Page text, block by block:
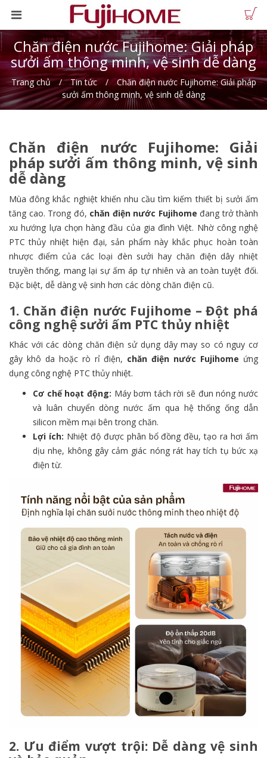
Chăn điện nước Fujihome: Giải pháp
sưởi ấm thông minh, vệ sinh dễ dàng
Trang chủ Tin tức
Chăn điện nước Fujihome: Giải pháp
sưởi ấm thông minh, vệ sinh dễ dàng
Chăn điện nước Fujihome: Giải
pháp sưởi ấm thông minh, vệ sinh
dễ dàng
Mùa đông khắc nghiệt khiến nhu cầu tìm kiếm thiết bị sưởi ấm
tăng cao. Trong đó, chăn điện nước Fujihome đang trở thành
xu hướng lựa chọn hàng đầu của gia đình Việt. Nhờ công nghệ
PTC thủy nhiệt hiện đại, sản phẩm này khắc phục hoàn toàn
nhược điểm của các loại đèn sưởi hay chăn điện dây nhiệt
truyền thống, mang lại sự ấm áp tự nhiên và an toàn tuyệt đối.
Đặc biệt, dễ dàng vệ sinh hơn các dòng chăn điện cũ.
1. Chăn điện nước Fujihome – Đột phá
công nghệ sưởi ấm PTC thủy nhiệt
Khác với các dòng chăn điện sử dụng dây may so có nguy cơ
gây khô da hoặc rò rỉ điện, chăn điện nước Fujihome ứng
dụng công nghệ PTC thủy nhiệt.
Cơ chế hoạt động: Máy bơm tách rời sẽ đun nóng nước
và luân chuyển dòng nước ấm qua hệ thống ống dẫn
silicon mềm mại bên trong chăn.
Lợi ích: Nhiệt độ được phân bổ đồng đều, tạo ra hơi ấm
dịu nhẹ, không gây cảm giác nóng rát hay tích tụ bức xạ
điện từ.
2. Ưu điểm vượt trội: Dễ dàng vệ sinh